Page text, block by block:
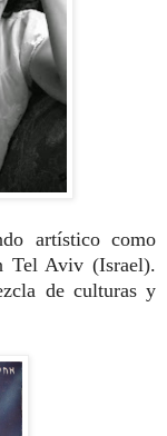
artístico como
Tel Aviv (Israel).
de culturas y